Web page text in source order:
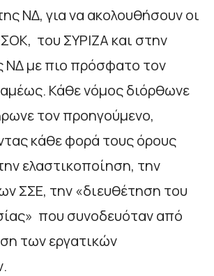
ΝΔ, για να ακολουθήσουν οι
του ΣΥΡΙΖΑ και στην
ΝΔ με πιο πρόσφατο τον
Κάθε νόμος διόρθωνε
τον προηγούμενο,
κάθε φορά τους όρους
ελαστικοποίηση, την
ΣΣΕ, την «διευθέτηση του
που συνοδευόταν από
των εργατικών